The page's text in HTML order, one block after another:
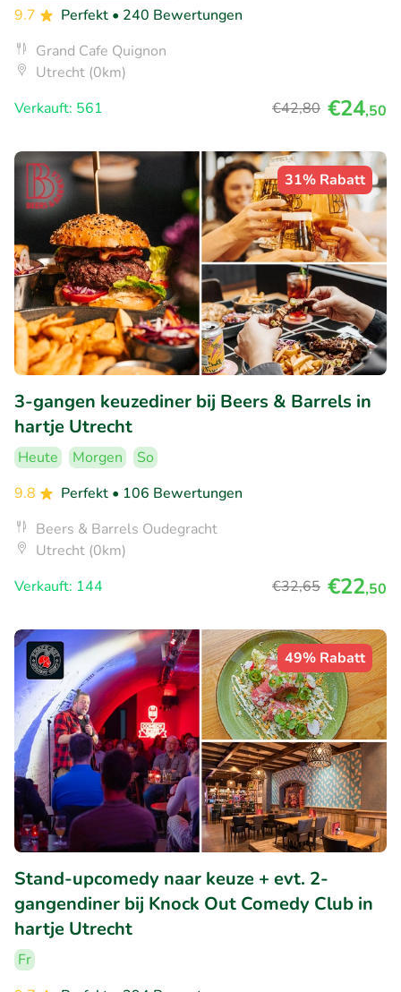
9.7
Perfekt • 240 Bewertungen
Grand Cafe Quignon
Utrecht (0km)
Verkauft: 561
€42,80 €24,50
31% Rabatt
3-gangen keuzediner bij Beers & Barrels in
hartje Utrecht
Heute Morgen
So
9.8
Perfekt • 106 Bewertungen
Beers & Barrels Oudegracht
Utrecht (0km)
Verkauft: 144
€32,65 €22,50
49% Rabatt
Stand-upcomedy naar keuze + evt. 2-
gangendiner bij Knock Out Comedy Club in
hartje Utrecht
Fr